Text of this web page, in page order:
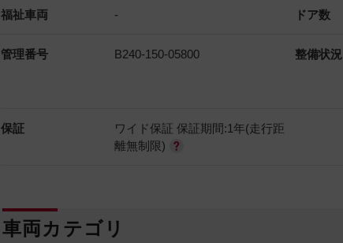
福祉車両 - ドア数
管理番号 B240-150-05800 整備状況
保証
ワイド保証 保証期間:1年(走行距
離無制限)
車両カテゴリ